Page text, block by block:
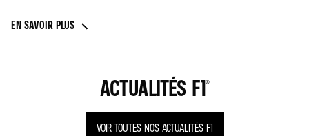
EN SAVOIR PLUS
ACTUALITÉS F1®
VOIR TOUTES NOS ACTUALITÉS F1